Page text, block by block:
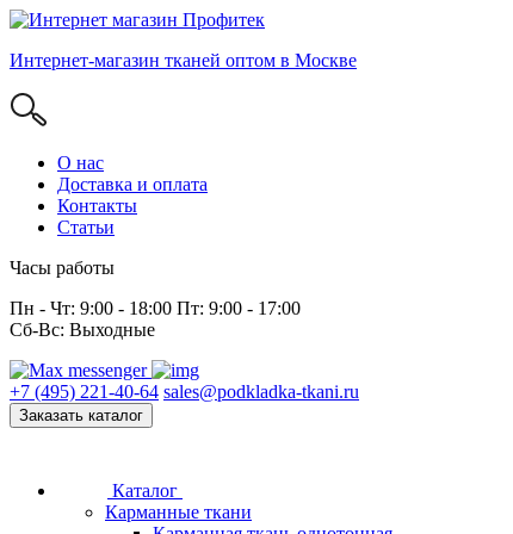
Интернет-магазин тканей оптом в Москве
О нас
Доставка и оплата
Контакты
Статьи
Часы работы
Пн - Чт: 9:00 - 18:00 Пт: 9:00 - 17:00
Сб-Вс: Выходные
+7 (495) 221-40-64 sales@podkladka-tkani.ru
Заказать каталог
Каталог
Карманные ткани